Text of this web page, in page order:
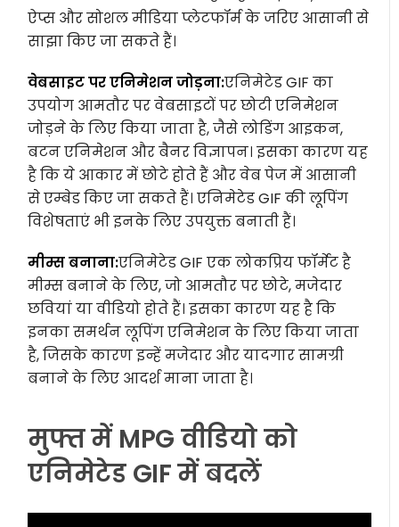
ऐप्स और सोशल मीडिया प्लेटफॉर्म के जरिए आसानी से
साझा किए जा सकते हैं।
वेबसाइट पर एनिमेशन जोड़ना:एनिमेटेड GIF का
उपयोग आमतौर पर वेबसाइटों पर छोटी एनिमेशन
जोड़ने के लिए किया जाता है, जैसे लोडिंग आइकन,
बटन एनिमेशन और बैनर विज्ञापन। इसका कारण यह
है कि ये आकार में छोटे होते हैं और वेब पेज में आसानी
से एम्बेड किए जा सकते हैं। एनिमेटेड GIF की लूपिंग
विशेषताएं भी इनके लिए उपयुक्त बनाती हैं।
मीम्स बनाना:एनिमेटेड GIF एक लोकप्रिय फॉर्मेट है
मीम्स बनाने के लिए, जो आमतौर पर छोटे, मजेदार
छवियां या वीडियो होते हैं। इसका कारण यह है कि
इनका समर्थन लूपिंग एनिमेशन के लिए किया जाता
है, जिसके कारण इन्हें मजेदार और यादगार सामग्री
बनाने के लिए आदर्श माना जाता है।
मुफ्त में MPG वीडियो को
एनिमेटेड GIF में बदलें